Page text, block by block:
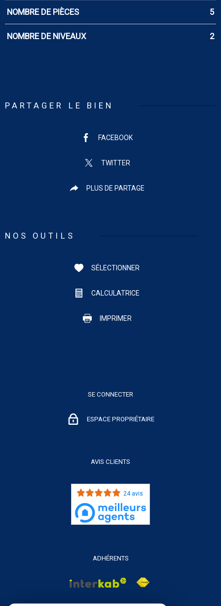
NOMBRE DE PIÈCES 5
NOMBRE DE NIVEAUX 2
PARTAGER LE BIEN
FACEBOOK
TWITTER
PLUS DE PARTAGE
NOS OUTILS
SÉLECTIONNER
CALCULATRICE
IMPRIMER
SE CONNECTER
ESPACE PROPRIÉTAIRE
AVIS CLIENTS
24 avis
ADHÉRENTS